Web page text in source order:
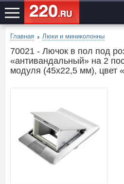
ЭЛЕКТРОСАЙТ№1
Главная Люки и миниколонны
70021 - Лючок в пол под
«антивандальный» на 2
модуля (45х22,5 мм), цвет